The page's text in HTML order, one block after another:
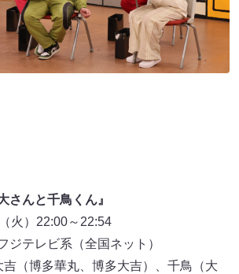
さんと千鳥くん』
火）22:00～22:54
ジテレビ系（全国ネット）
吉（博多華丸、博多大吉）、千鳥（大